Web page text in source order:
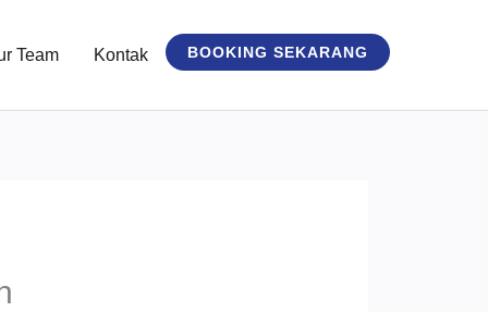
Team Kontak BOOKING SEKARANG